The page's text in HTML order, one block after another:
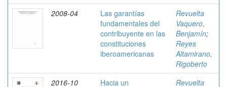
2008-04
Las garantías
fundamentales del
contribuyente en las
constituciones
iberoamericanas
Revuelta
Vaquero,
Benjamín;
Reyes
Altamirano,
Rigoberto
2016-10
Hacia un
Revuelta